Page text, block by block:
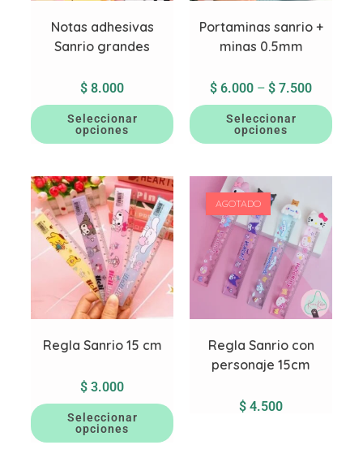
Notas adhesivas
Sanrio grandes
$ 8.000
Seleccionar
opciones
Portaminas sanrio +
minas 0.5mm
$ 6.000 – $ 7.500
Seleccionar
opciones
Regla Sanrio 15 cm
$ 3.000
Seleccionar
opciones
AGOTADO
Regla Sanrio con
personaje 15cm
$ 4.500